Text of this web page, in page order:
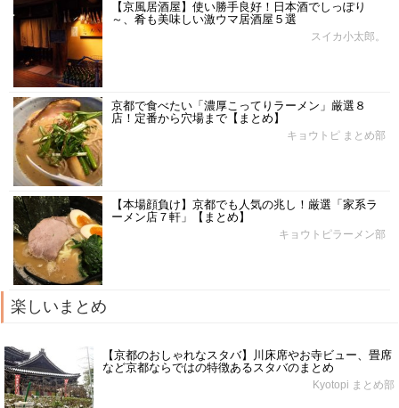
【京風居酒屋】使い勝手良好！日本酒でしっぽり
～、肴も美味しい激ウマ居酒屋５選
スイカ小太郎。
京都で食べたい「濃厚こってりラーメン」厳選８
店！定番から穴場まで【まとめ】
キョウトピ まとめ部
【本場顔負け】京都でも人気の兆し！厳選「家系ラ
ーメン店７軒」【まとめ】
キョウトピラーメン部
楽しいまとめ
【京都のおしゃれなスタバ】川床席やお寺ビュー、畳席
など京都ならではの特徴あるスタバのまとめ
Kyotopi まとめ部